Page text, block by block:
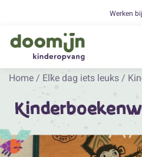
Werken bij
Home / Elke dag iets leuks /